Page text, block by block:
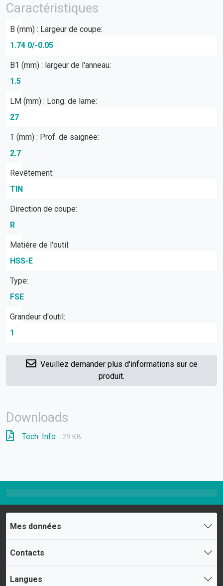
Caractéristiques
B (mm) : Largeur de coupe:
1.74 0/-0.05
B1 (mm) : largeur de l'anneau:
1.5
LM (mm) : Long. de lame:
27
T (mm) : Prof. de saignée:
2.7
Revêtement:
TIN
Direction de coupe:
R
Matière de l'outil:
HSS-E
Type:
FSE
Grandeur d'outil:
1
Veuillez demander plus d'informations sur ce
produit.
Downloads
Tech. Info - 29 KB
Mes données
Contacts
Langues